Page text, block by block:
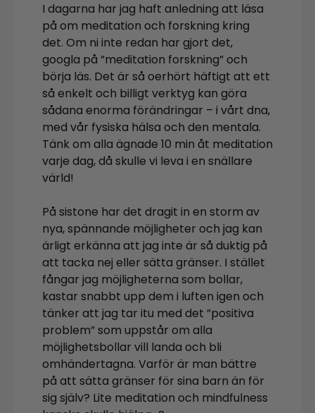
I dagarna har jag haft anledning att läsa
på om meditation och forskning kring
det. Om ni inte redan har gjort det,
googla på ”meditation forskning” och
börja läs. Det är så oerhört häftigt att ett
så enkelt och billigt verktyg kan göra
sådana enorma förändringar – i vårt dna,
med vår fysiska hälsa och den mentala.
Tänk om alla ägnade 10 min åt meditation
varje dag, då skulle vi leva i en snällare
värld!
På sistone har det dragit in en storm av
nya, spännande möjligheter och jag kan
ärligt erkänna att jag inte är så duktig på
att tacka nej eller sätta gränser. I stället
fångar jag möjligheterna som bollar,
kastar snabbt upp dem i luften igen och
tänker att jag tar itu med det ”positiva
problem” som uppstår om alla
möjlighetsbollar vill landa och bli
omhändertagna. Varför är man bättre
på att sätta gränser för sina barn än för
sig själv? Lite meditation och mindfulness